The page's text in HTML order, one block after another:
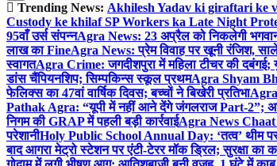
Trending News: Akhilesh Yadav ki giraftari ke
Custody ke khilaf SP Workers ka Late Night
95वाँ उर्स संपन्नAgra News: 23 अप्रैल को निकलेगी भगवान
लाख का FineAgra News: प्रेम विवाह पर खूनी रंजिश,
स्वागतAgra Crime: जगदीशपुरा में महिला टीचर की दबंगई;
डांस चैंपियनशिप; सिम्पकिन्स स्कूल प्रथमAgra Shyam
फेलिक्स का 47वां वार्षिक दिवस; बच्चों ने बिखेरी प्रतिभाAgra
Pathak Agra: “यूपी में नहीं आने देंगे जंगलराज Part-2”;
निगम की GRAP में पहली बड़ी कार्रवाईAgra News Chaat
परेशानीHoly Public School Annual Day: ‘तत्व’ थीम पर
बाद आगरा मेट्रो स्टेशन पर एंटी-टेरर मॉक ड्रिल; सुरक्षा का